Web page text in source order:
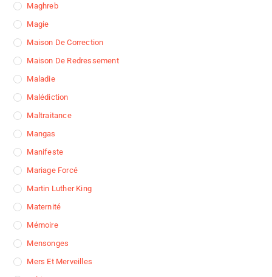
Maghreb
Magie
Maison De Correction
Maison De Redressement
Maladie
Malédiction
Maltraitance
Mangas
Manifeste
Mariage Forcé
Martin Luther King
Maternité
Mémoire
Mensonges
Mers Et Merveilles